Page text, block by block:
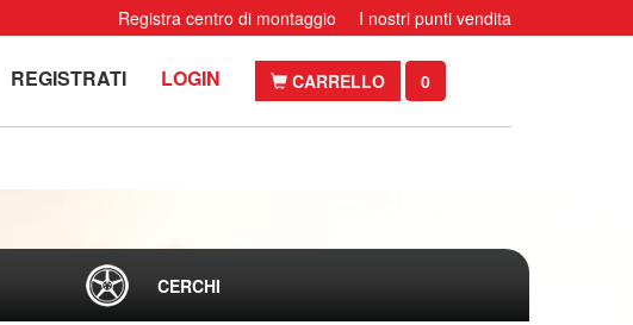
Registra centro di montaggio I nostri punti vendita
REGISTRATI LOGIN CARRELLO 0
CERCHI